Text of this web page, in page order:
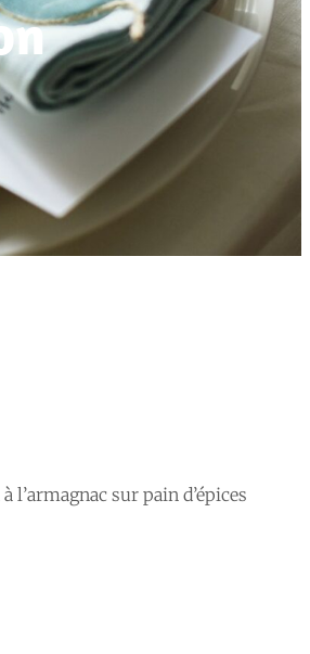
l’armagnac sur pain d’épices